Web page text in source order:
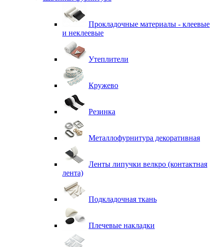
Прокладочные материалы - клеевые
и неклеевые
Утеплители
Кружево
Резинка
Металлофурнитура декоративная
Ленты липучки велкро (контактная
лента)
Подкладочная ткань
Плечевые накладки